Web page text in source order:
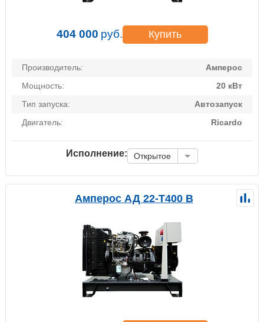
404 000 руб. Купить
Производитель:
Амперос
Мощность:
20 кВт
Тип запуска:
Автозапуск
Двигатель:
Ricardo
Исполнение: Открытое
Амперос АД 22-Т400 B